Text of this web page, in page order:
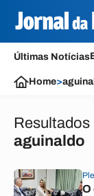
Últimas Notícias
Home>
Resultados
aguinaldo
O